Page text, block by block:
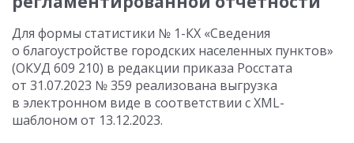
Для формы статистики № 1-КХ «Сведения
о благоустройстве городских населенных пунктов»
(ОКУД 609 210) в редакции приказа Росстата
от 31.07.2023 № 359 реализована выгрузка
в электронном виде в соответствии с XML-
шаблоном от 13.12.2023.